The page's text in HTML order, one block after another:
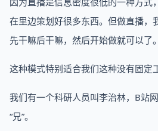
在里边策划好很多东西。但做直播，
先干嘛后干嘛，然后开始做就可以了。
这种模式特别适合我们这种没有固定
我们有一个科研人员叫李治林，B站
“兄”。